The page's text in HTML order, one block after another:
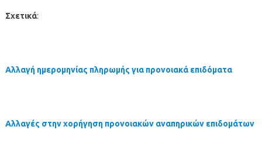
Σχετικά:
Αλλαγή ημερομηνίας πληρωμής για προνοιακά επιδόματα
Αλλαγές στην χορήγηση προνοιακών αναπηρικών επιδομάτων